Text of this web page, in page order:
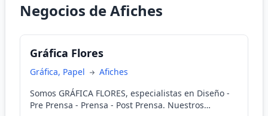
Negocios de Afiches
Gráfica Flores
Gráfica, Papel
Afiches
Somos GRÁFICA FLORES, especialistas en Diseño -
Pre Prensa - Prensa - Post Prensa. Nuestros